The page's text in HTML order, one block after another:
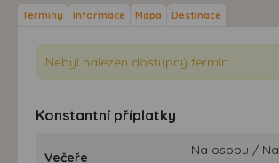
Termíny Informace Mapa Destinace
Nebyl nalezen dostupný termín.
Konstantní příplatky
Večeře
Na osobu / Na